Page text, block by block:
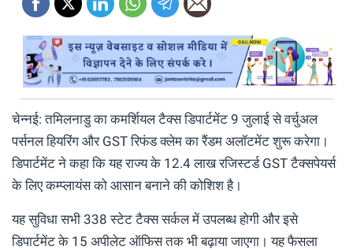
चेन्नई: तमिलनाडु का कमर्शियल टैक्स डिपार्टमेंट 9 जुलाई से वर्चुअल
पर्सनल हियरिंग और GST रिफंड क्लेम का रैंडम अलॉटमेंट शुरू करेगा।
डिपार्टमेंट ने कहा कि यह राज्य के 12.4 लाख रजिस्टर्ड GST टैक्सपेयर्स
के लिए कम्प्लायंस को आसान बनाने की कोशिश है।
यह सुविधा सभी 338 स्टेट टैक्स सर्कल में उपलब्ध होगी और इसे
डिपार्टमेंट के 15 अपीलेट ऑफिस तक भी बढ़ाया जाएगा। यह फैसला